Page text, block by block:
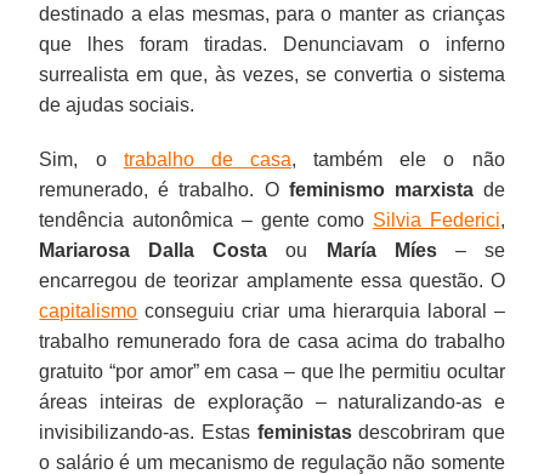
destinado a elas mesmas, para o manter as crianças
que lhes foram tiradas. Denunciavam o inferno
surrealista em que, às vezes, se convertia o sistema
de ajudas sociais.
Sim, o trabalho de casa, também ele o não
remunerado, é trabalho. O feminismo marxistade
tendência autonômica – gente como Silvia Federici,
Mariarosa Dalla Costa ou María Míes– se
encarregou de teorizar amplamente essa questão. O
capitalismo conseguiu criar uma hierarquia laboral –
trabalho remunerado fora de casa acima do trabalho
gratuito “por amor” em casa – que lhe permitiu ocultar
áreas inteiras de exploração – naturalizando-as e
invisibilizando-as. Estas feministasdescobriram que
o salário é um mecanismo de regulação não somente